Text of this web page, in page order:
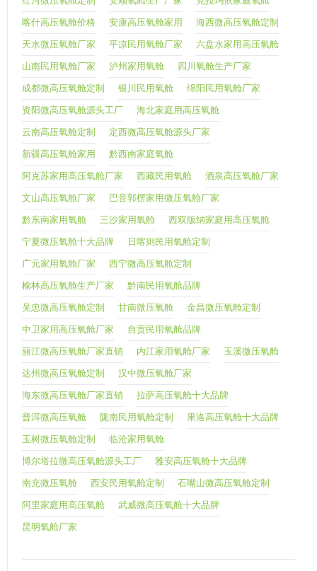
喀什高压氧舱价格 安康高压氧舱家用 海西微高压氧舱定制
天水微压氧舱厂家 平凉民用氧舱厂家 六盘水家用高压氧舱
山南民用氧舱厂家 泸州家用氧舱 四川氧舱生产厂家
成都微高压氧舱定制 银川民用氧舱 绵阳民用氧舱厂家
资阳微高压氧舱源头工厂 海北家庭用高压氧舱
云南高压氧舱定制 定西微高压氧舱源头厂家
新疆高压氧舱家用 黔西南家庭氧舱
阿克苏家用高压氧舱厂家 西藏民用氧舱 酒泉高压氧舱厂家
文山高压氧舱厂家 巴音郭楞家用微压氧舱厂家
黔东南家用氧舱 三沙家用氧舱 西双版纳家庭用高压氧舱
宁夏微压氧舱十大品牌 日喀则民用氧舱定制
广元家用氧舱厂家 西宁微高压氧舱定制
榆林高压氧舱生产厂家 黔南民用氧舱品牌
吴忠微高压氧舱定制 甘南微压氧舱 金昌微压氧舱定制
中卫家用高压氧舱厂家 自贡民用氧舱品牌
丽江微高压氧舱厂家直销 内江家用氧舱厂家 玉溪微压氧舱
达州微高压氧舱定制 汉中微压氧舱厂家
海东微高压氧舱厂家直销 拉萨高压氧舱十大品牌
普洱微高压氧舱 陇南民用氧舱定制 果洛高压氧舱十大品牌
玉树微压氧舱定制 临沧家用氧舱
博尔塔拉微高压氧舱源头工厂 雅安高压氧舱十大品牌
南充微压氧舱 西安民用氧舱定制 石嘴山微高压氧舱定制
阿里家庭用高压氧舱 武威微高压氧舱十大品牌
昆明氧舱厂家